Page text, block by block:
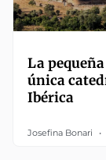
La
única
Ibérica
Josefina Bonari